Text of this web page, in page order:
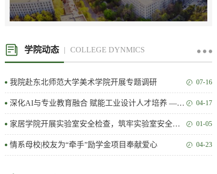
学院动态 COLLEGE DYNMICS
07-16
我院赴东北师范大学美术学院开展专题调研
04-17
深化AI与专业教育融合 赋能工业设计人才培养 ——家居与艺术设计学院工业设计专业召开专题研讨会
01-05
家居学院开展实验室安全检查，筑牢实验室安全防线
04-23
情系母校|校友为“牵手”励学金项目奉献爱心